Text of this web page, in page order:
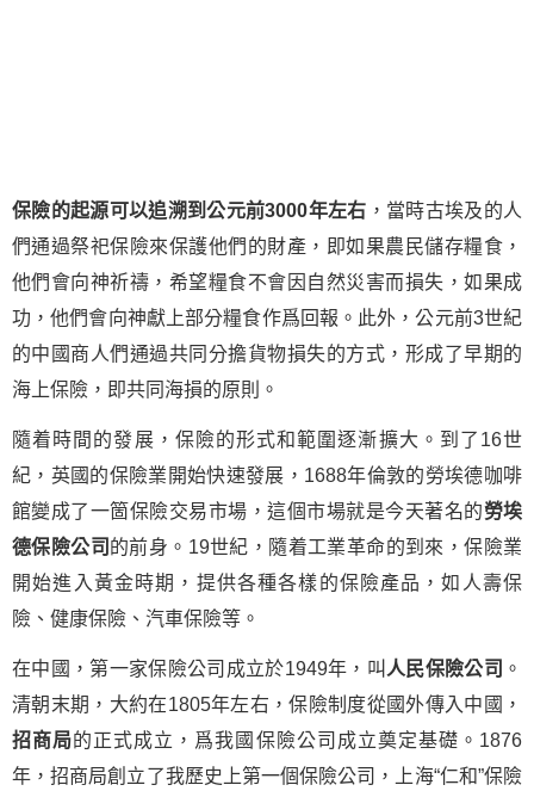
保險的起源可以追溯到公元前3000年左右 ，當時古埃及的人
們通過祭祀保險來保護他們的財產，即如果農民儲存糧食，
他們會向神祈禱，希望糧食不會因自然災害而損失，如果成
功，他們會向神獻上部分糧食作爲回報。此外，公元前3世紀
的中國商人們通過共同分擔貨物損失的方式，形成了早期的
海上保險，即共同海損的原則。
隨着時間的發展，保險的形式和範圍逐漸擴大。到了16世
紀，英國的保險業開始快速發展，1688年倫敦的勞埃德咖啡
館變成了一箇保險交易市場，這個市場就是今天著名的勞埃
德保險公司 的前身。19世紀，隨着工業革命的到來，保險業
開始進入黃金時期，提供各種各樣的保險產品，如人壽保
險、健康保險、汽車保險等。
在中國，第一家保險公司成立於1949年，叫 人民保險公司 。
清朝末期，大約在1805年左右，保險制度從國外傳入中國，
招商局的正式成立，爲我國保險公司成立奠定基礎。1876
年，招商局創立了我歷史上第一個保險公司，上海“仁和”保險